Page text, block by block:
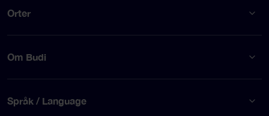
Orter
Om Budi
Språk / Language